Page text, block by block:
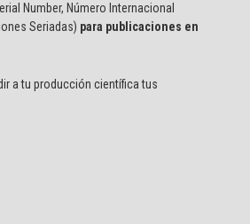
Number, Número Internacional
Seriadas) para publicaciones en
a tu producción científica tus